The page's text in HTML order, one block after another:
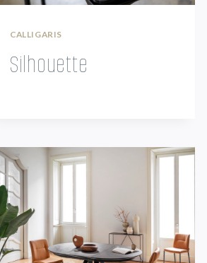
CALLIGARIS
Silhouette